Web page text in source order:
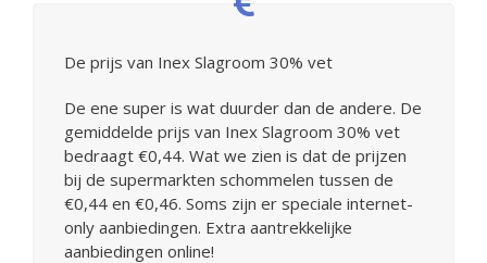
De prijs van Inex Slagroom 30% vet
De ene super is wat duurder dan de andere. De
gemiddelde prijs van Inex Slagroom 30% vet
bedraagt €0,44. Wat we zien is dat de prijzen
bij de supermarkten schommelen tussen de
€0,44 en €0,46. Soms zijn er speciale internet-
only aanbiedingen. Extra aantrekkelijke
aanbiedingen online!